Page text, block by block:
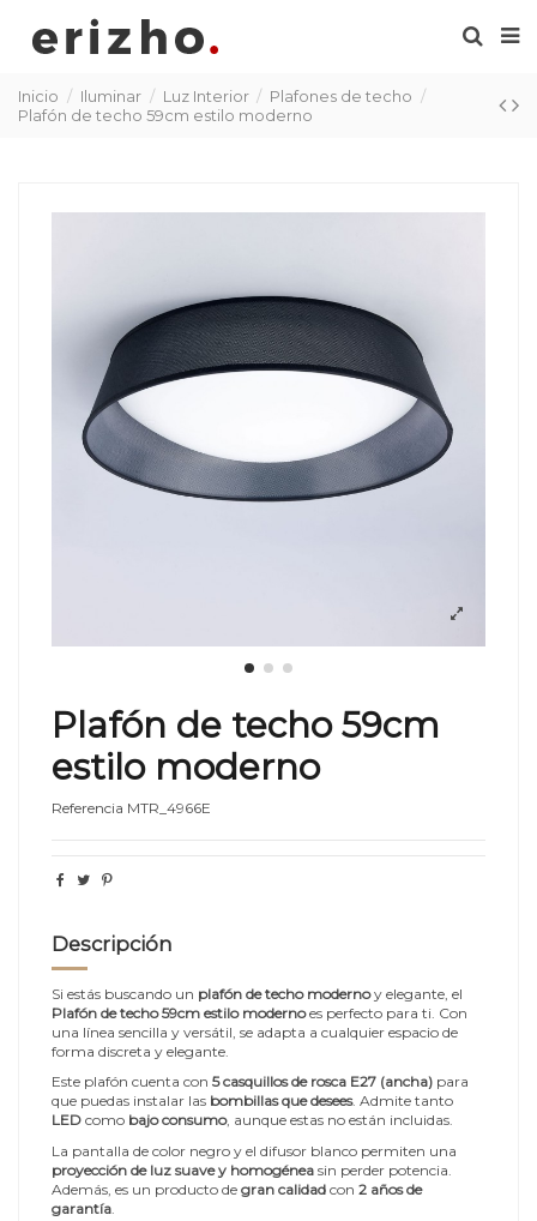
Inicio Iluminar Luz Interior
Plafones de techo
Plafón de techo 59cm estilo moderno
Plafón de techo 59cm
estilo moderno
Referencia MTR_4966E
Descripción
Si estás buscando un plafón de techo modernoy elegante, el
Plafón de techo 59cm estilo modernoes perfecto para ti. Con
una línea sencilla y versátil, se adapta a cualquier espacio de
forma discreta y elegante.
Este plafón cuenta con 5 casquillos de rosca E27 (ancha) para
que puedas instalar las bombillas que desees. Admite tanto
LED como bajo consumo, aunque estas no están incluidas.
La pantalla de color negro y el difusor blanco permiten una
proyección de luz suave y homogénea sin perder potencia.
Además, es un producto de gran calidad con 2 años de
garantía